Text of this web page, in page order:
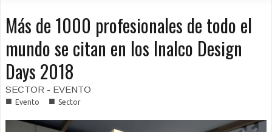
Más de 1000 profesionales de todo el
mundo se citan en los Inalco Design
Days 2018
SECTOR - EVENTO
■ Evento ■ Sector